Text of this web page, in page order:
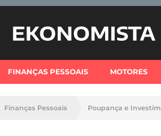
FINANÇAS PESSOAIS MOTORES
Finanças Pessoais Poupança e